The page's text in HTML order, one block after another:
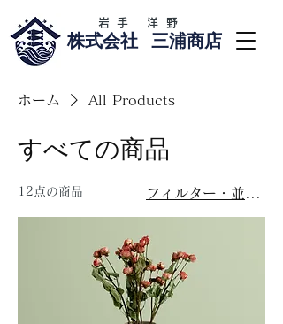
​岩手 洋野
​株式会社 三浦商店
ホーム All Products
すべての商品
12点の商品 フィルター・並び替え